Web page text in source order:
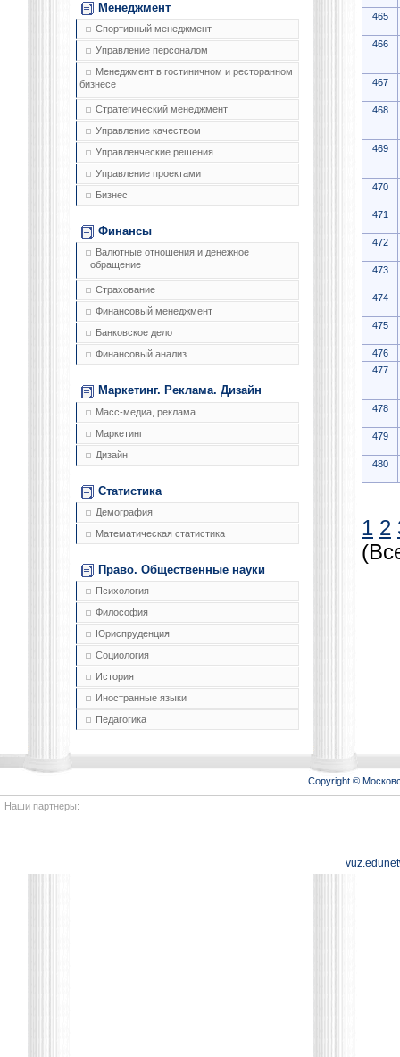
Менеджмент
Спортивный менеджмент
Управление персоналом
Менеджмент в гостиничном и ресторанном
бизнесе
Стратегический менеджмент
Управление качеством
Управленческие решения
Управление проектами
Бизнес
Финансы
Валютные отношения и денежное
обращение
Страхование
Финансовый менеджмент
Банковское дело
Финансовый анализ
Маркетинг. Реклама. Дизайн
Масс-медиа, реклама
Маркетинг
Дизайн
Статистика
Демография
Математическая статистика
Право. Общественные науки
Психология
Философия
Юриспруденция
Социология
История
Иностранные языки
Педагогика
465
466
467
468
469
470
471
472
473
474
475
476
477
478
479
480
1 2
Copyright ©
Наши партнеры: